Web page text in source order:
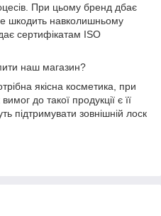
При цьому бренд дбає
шкодить навколишньому
сертифікатам ISO
наш магазин?
якісна косметика, при
до такої продукції є її
підтримувати зовнішній лоск